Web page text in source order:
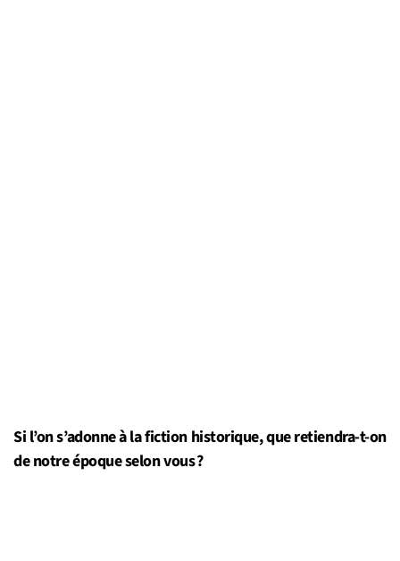
Si l’on s’adonne à la fiction historique, que retiendra-t-on
de notre époque selon vous ?